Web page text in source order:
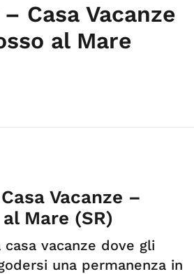
Casa Vacanze
al Mare
Vacanze –
Mare (SR)
vacanze dove gli
una permanenza in